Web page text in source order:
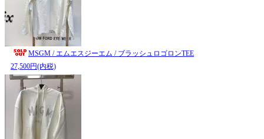
MSGM / エムエスジーエム / ブラッシュロゴロンTEE
27,500円(内税)